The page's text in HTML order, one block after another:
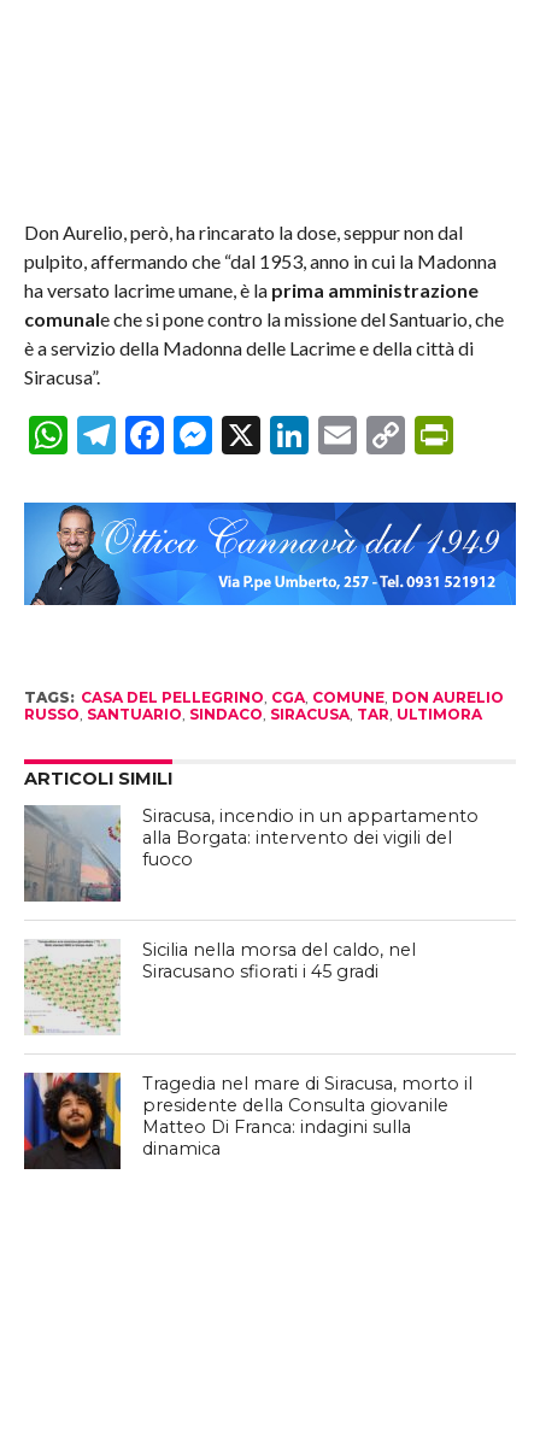
Don Aurelio, però, ha rincarato la dose, seppur non dal
pulpito, affermando che “dal 1953, anno in cui la Madonna
ha versato lacrime umane, è la prima amministrazione
comunale che si pone contro la missione del Santuario, che
è a servizio della Madonna delle Lacrime e della città di
Siracusa”.
WhatsApp
Telegram
Facebook
Messenger
X LinkedIn
Email
Copy
TAGS: CASA DEL PELLEGRINO CGA, COMUNE, DON AURELIO
RUSSO SANTUARIO SINDACO SIRACUSA, TAR ULTIMORA
ARTICOLI SIMILI
Siracusa, incendio in un appartamento
alla Borgata: intervento dei vigili del
fuoco
Sicilia nella morsa del caldo, nel
Siracusano sfiorati i 45 gradi
Tragedia nel mare di Siracusa, morto il
presidente della Consulta giovanile
Matteo Di Franca: indagini sulla
dinamica